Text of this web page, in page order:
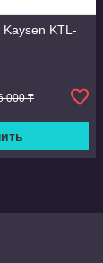
Kaysen KTL-
000 ₸